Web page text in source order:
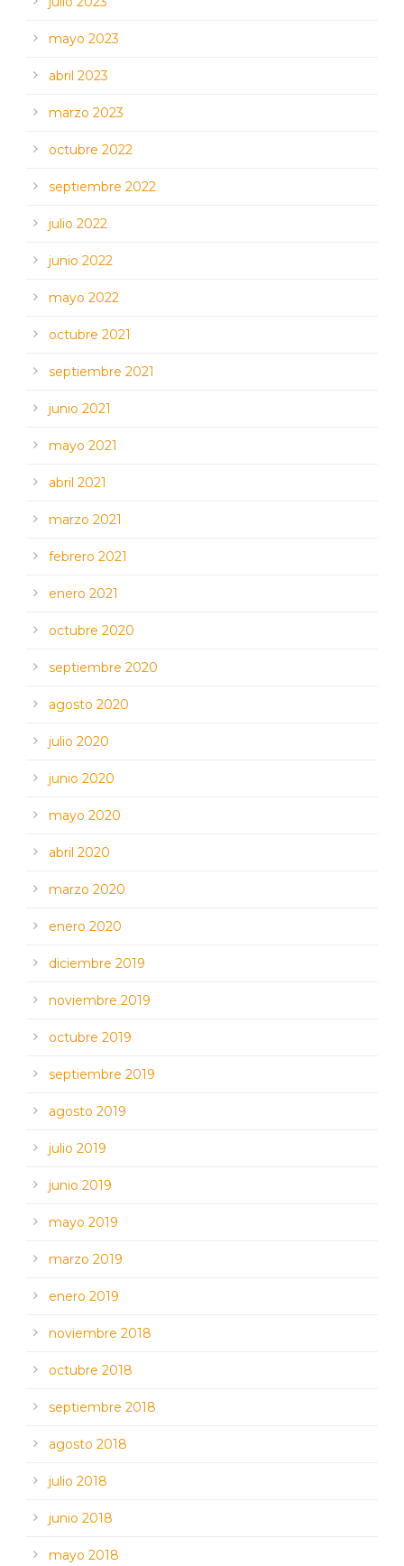
mayo 2023
abril 2023
marzo 2023
octubre 2022
septiembre 2022
julio 2022
junio 2022
mayo 2022
octubre 2021
septiembre 2021
junio 2021
mayo 2021
abril 2021
marzo 2021
febrero 2021
enero 2021
octubre 2020
septiembre 2020
agosto 2020
julio 2020
junio 2020
mayo 2020
abril 2020
marzo 2020
enero 2020
diciembre 2019
noviembre 2019
octubre 2019
septiembre 2019
agosto 2019
julio 2019
junio 2019
mayo 2019
marzo 2019
enero 2019
noviembre 2018
octubre 2018
septiembre 2018
agosto 2018
julio 2018
junio 2018
mayo 2018